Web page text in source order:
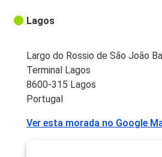
Lagos
Largo do Rossio de São João
Terminal Lagos
8600-315 Lagos
Portugal
Ver esta morada no Google